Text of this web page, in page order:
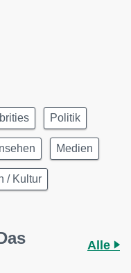
Politik
Medien
/ Kultur
Alle